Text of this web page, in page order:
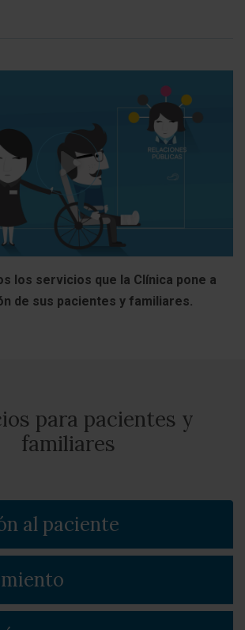
los servicios que la Clínica pone a
de sus pacientes y familiares.
para pacientes y
familiares
al paciente